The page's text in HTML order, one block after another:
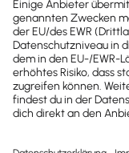
wichtige News zu
hilfreiche Praxis-
kostenlose Tools
Unternehmen
Dann abonniere